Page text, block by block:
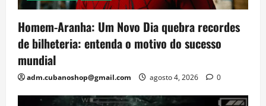
Homem-Aranha: Um Novo Dia quebra recordes
de bilheteria: entenda o motivo do sucesso
mundial
adm.cubanoshop@gmail.com agosto 4, 2026 0